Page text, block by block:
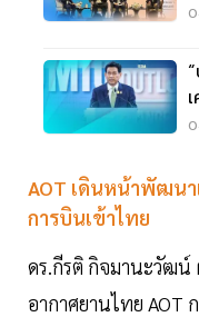
AOT เดินหน้าพัฒน
การบินเข้าไทย
ดร.กีรติ กิจมานะวัฒน์
อากาศยานไทย AOT